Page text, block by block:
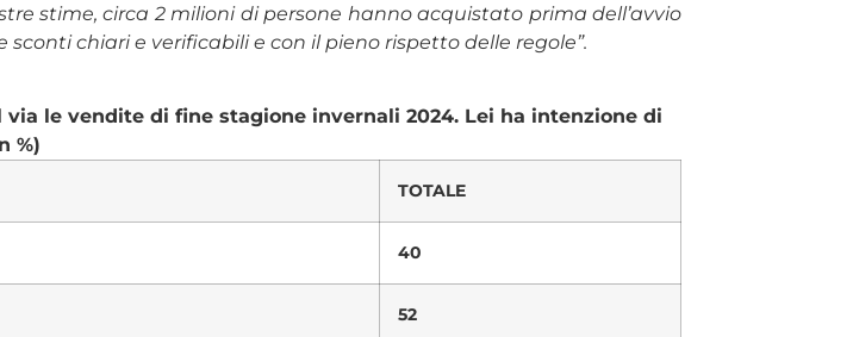
stime, circa 2 milioni di persone hanno acquistato prima dell’avvio
chiari e verificabili e con il pieno rispetto delle regole”.
le vendite di fine stagione invernali 2024. Lei ha intenzione di
%)
TOTALE
40
52